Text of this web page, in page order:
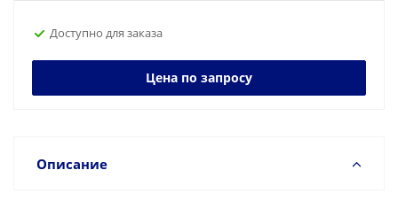
Доступно для заказа
Цена по запросу
Описание